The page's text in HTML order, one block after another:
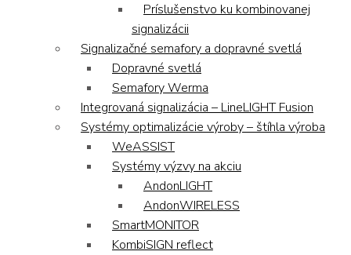
Príslušenstvo ku kombinovanej
signalizácii
Signalizačné semafory a dopravné svetlá
Dopravné svetlá
Semafory Werma
Integrovaná signalizácia – LineLIGHT Fusion
Systémy optimalizácie výroby – štíhla výroba
WeASSIST
Systémy výzvy na akciu
AndonLIGHT
AndonWIRELESS
SmartMONITOR
KombiSIGN reflect